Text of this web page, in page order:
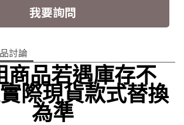
我要詢問
討論
品若遇庫存不
際現貨款式替換
為準